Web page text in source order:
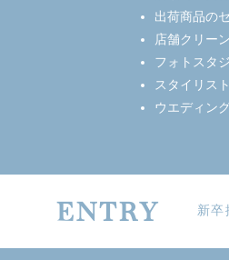
出荷商品の
店舗クリー
フォトスタ
スタイリス
ウエディン
ENTRY 新卒